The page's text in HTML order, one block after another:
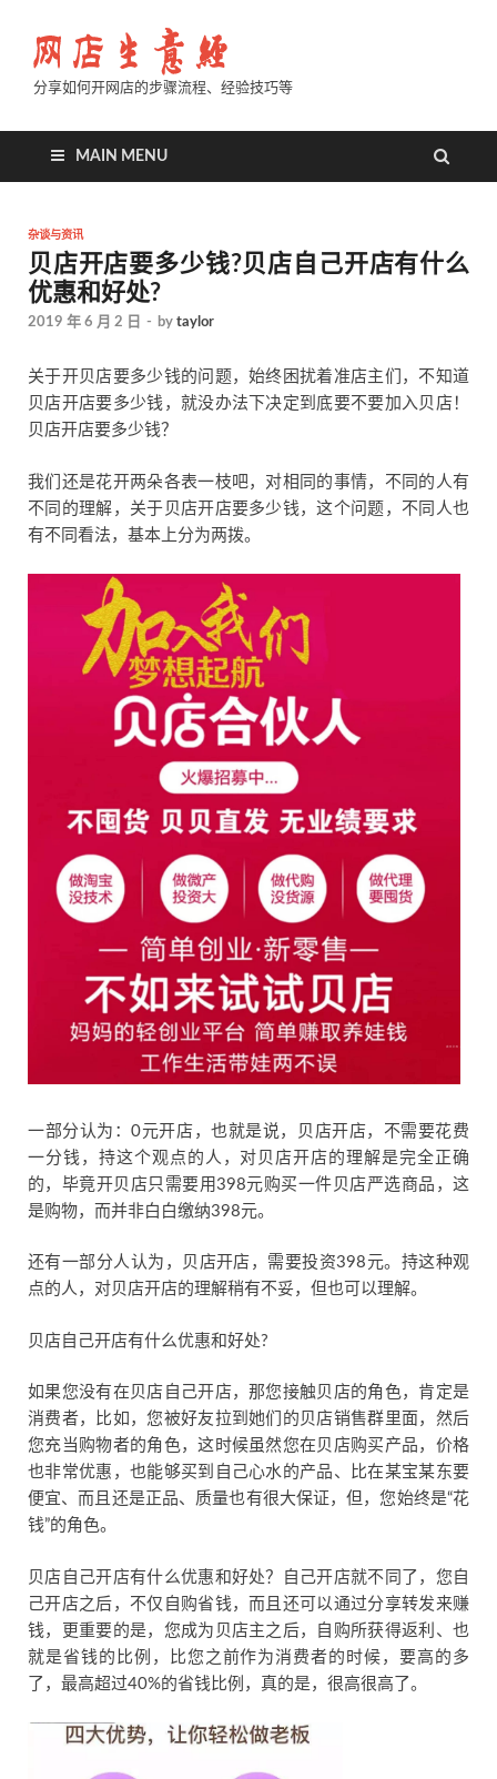
分享如何开网店的步骤流程、经验技巧等
MAIN MENU
杂谈与资讯
贝店开店要多少钱?贝店自己开店有什么
优惠和好处?
2019 年 6 月 2 日 - by taylor
关于开贝店要多少钱的问题，始终困扰着准店主们，不知道
贝店开店要多少钱，就没办法下决定到底要不要加入贝店！
贝店开店要多少钱？
我们还是花开两朵各表一枝吧，对相同的事情，不同的人有
不同的理解，关于贝店开店要多少钱，这个问题，不同人也
有不同看法，基本上分为两拨。
一部分认为：0元开店，也就是说，贝店开店，不需要花费
一分钱，持这个观点的人，对贝店开店的理解是完全正确
的，毕竟开贝店只需要用398元购买一件贝店严选商品，这
是购物，而并非白白缴纳398元。
还有一部分人认为，贝店开店，需要投资398元。持这种观
点的人，对贝店开店的理解稍有不妥，但也可以理解。
贝店自己开店有什么优惠和好处?
如果您没有在贝店自己开店，那您接触贝店的角色，肯定是
消费者，比如，您被好友拉到她们的贝店销售群里面，然后
您充当购物者的角色，这时候虽然您在贝店购买产品，价格
也非常优惠，也能够买到自己心水的产品、比在某宝某东要
便宜、而且还是正品、质量也有很大保证，但，您始终是“花
钱”的角色。
贝店自己开店有什么优惠和好处？自己开店就不同了，您自
己开店之后，不仅自购省钱，而且还可以通过分享转发来赚
钱，更重要的是，您成为贝店主之后，自购所获得返利、也
就是省钱的比例，比您之前作为消费者的时候，要高的多
了，最高超过40%的省钱比例，真的是，很高很高了。